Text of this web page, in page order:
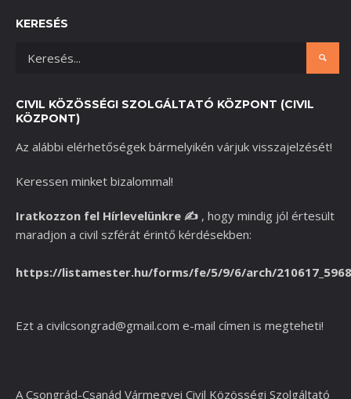
KERESÉS
CIVIL KÖZÖSSÉGI SZOLGÁLTATÓ KÖZPONT (CIVIL
KÖZPONT)
Az alábbi elérhetőségek bármelyikén várjuk visszajelzését!
Keressen minket bizalommal!
Iratkozzon fel Hírlevelünkre ✍️ , hogy mindig jól értesült
maradjon a civil szférát érintő kérdésekben:
https://listamester.hu/forms/fe/5/9/6/arch/
Ezt a civilcsongrad@gmail.com e-mail címen is megteheti!
A Csongrád-Csanád Vármegyei Civil Közösségi Szolgáltató